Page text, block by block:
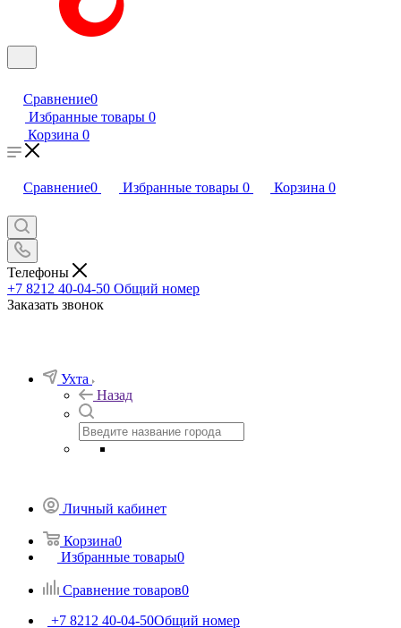
Сравнение0
Избранные товары 0
Корзина 0
Сравнение0 Избранные товары 0 Корзина 0
Телефоны
+7 8212 40-04-50 Общий номер
Заказать звонок
Ухта
Назад
Личный кабинет
Корзина0
Избранные товары0
Сравнение товаров0
+7 8212 40-04-50Общий номер